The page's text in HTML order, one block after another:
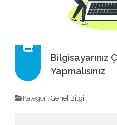
Bilgisayarınız
Yapmalısınız
Kategori: Genel Bilgi